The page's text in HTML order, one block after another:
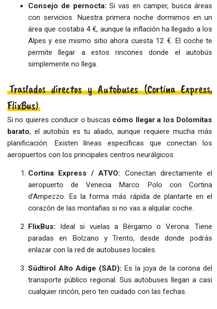
Consejo de pernocta: Si vas en camper, busca áreas
con servicios. Nuestra primera noche dormimos en un
área que costaba 4 €, aunque la inflación ha llegado a los
Alpes y ese mismo sitio ahora cuesta 12 €. El coche te
permite llegar a estos rincones donde el autobús
simplemente no llega.
Traslados directos y Autobuses (Cortina Express,
FlixBus)
Si no quieres conducir o buscas cómo llegar a los Dolomitas
barato, el autobús es tu aliado, aunque requiere mucha más
planificación. Existen líneas específicas que conectan los
aeropuertos con los principales centros neurálgicos:
Cortina Express / ATVO: Conectan directamente el
aeropuerto de Venecia Marco Polo con Cortina
d’Ampezzo. Es la forma más rápida de plantarte en el
corazón de las montañas si no vas a alquilar coche.
FlixBus: Ideal si vuelas a Bérgamo o Verona. Tiene
paradas en Bolzano y Trento, desde donde podrás
enlazar con la red de autobuses locales.
Südtirol Alto Adige (SAD): Es la joya de la corona del
transporte público regional. Sus autobuses llegan a casi
cualquier rincón, pero ten cuidado con las fechas.